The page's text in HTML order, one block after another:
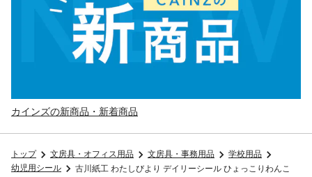
カインズの新商品・新着商品
トップ 文房具・オフィス用品 文房具・事務用品
学校用品
幼児用シール
古川紙工 わたしびより デイリーシール ひょっこりわんこ